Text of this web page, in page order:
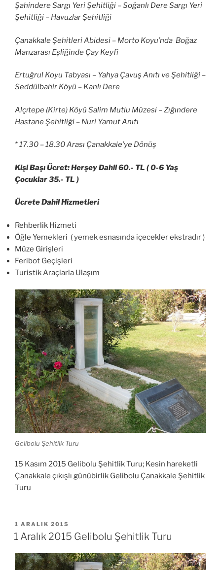
Şahindere Sargı Yeri Şehitliği – Soğanlı Dere Sargı Yeri
Şehitliği – Havuzlar Şehitliği
Çanakkale Şehitleri Abidesi – Morto Koyu’nda Boğaz
Manzarası Eşliğinde Çay Keyfi
Ertuğrul Koyu Tabyası – Yahya Çavuş Anıtı ve Şehitliği –
Seddülbahir Köyü – Kanlı Dere
Alçıtepe (Kirte) Köyü Salim Mutlu Müzesi – Zığındere
Hastane Şehitliği – Nuri Yamut Anıtı
* 17.30 – 18.30 Arası Çanakkale’ye Dönüş
Kişi Başı Ücret: Herşey Dahil 60.- TL ( 0-6 Yaş
Çocuklar 35.- TL )
Ücrete Dahil Hizmetleri
Rehberlik Hizmeti
Öğle Yemekleri ( yemek esnasında içecekler ekstradır )
Müze Girişleri
Feribot Geçişleri
Turistik Araçlarla Ulaşım
Gelibolu Şehitlik Turu
15 Kasım 2015 Gelibolu Şehitlik Turu; Kesin hareketli
Çanakkale çıkışlı günübirlik Gelibolu Çanakkale Şehitlik
Turu
YAYIM
TARIHI
1 ARALIK 2015
1 Aralık 2015 Gelibolu Şehitlik Turu